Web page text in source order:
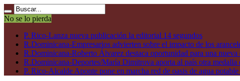
No se lo pierda
P. Rico-Lanza nueva publicación la editorial 14 segundos
R.Dominicana-Empresarios advierten sobre el impacto de los
R.Dominicana-Roberto Álvarez destaca oportunidad para una
R.Dominicana-Deportes/María Dimitrova aporta al país otra
P. Rico-Alcalde Aponte pone en marcha red de oasis de agua